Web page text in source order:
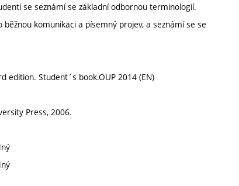
se seznámí se základní odbornou terminologií.
komunikaci a písemný projev, a seznámí se se
edition. Student´s book.OUP 2014 (EN)
Press, 2006.